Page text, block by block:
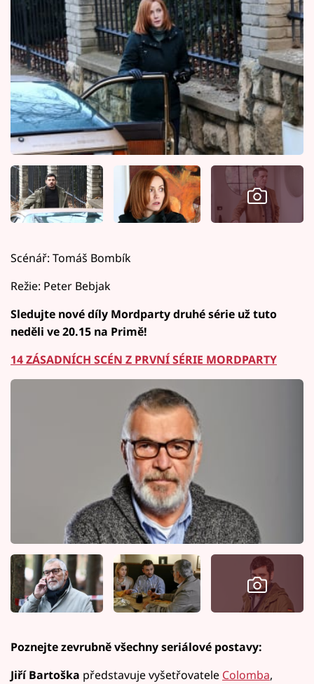
Scénář: Tomáš Bombík
Režie: Peter Bebjak
Sledujte nové díly Mordparty druhé série už tuto
neděli ve 20.15 na Primě!
14 ZÁSADNÍCH SCÉN Z PRVNÍ SÉRIE MORDPARTY
Poznejte zevrubně všechny seriálové postavy:
Jiří Bartoška představuje vyšetřovatele Colomba,